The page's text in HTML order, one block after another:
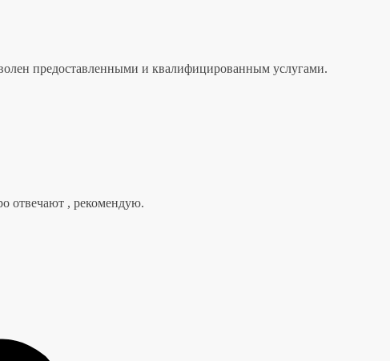
предоставленными и квалифицированным услугами.
отвечают , рекомендую.